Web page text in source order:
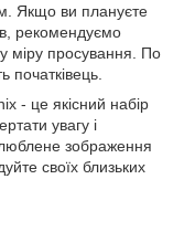
Якщо ви плануєте
рекомендуємо
міру просування. По
початківець.
- це якісний набір
увагу і
зображення
своїх близьких